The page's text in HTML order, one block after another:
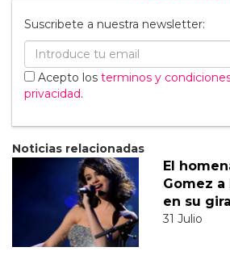
Suscribete a nuestra newsletter:
Acepto los terminos y
privacidad.
Noticias relacionadas
El
Gomez
en su gira
31 Julio